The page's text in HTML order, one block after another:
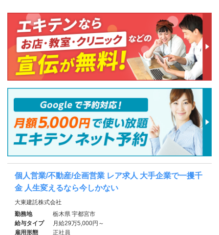
個人営業/不動産/企画営業 レア求人 大手企業で一攫千
金 人生変えるなら今しかない
大東建託株式会社
勤務地
栃木県 宇都宮市
給与タイプ
月給29万5,000円～
雇用形態
正社員